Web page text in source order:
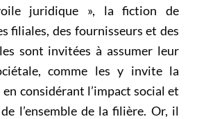
juridique », la fiction de
filiales, des fournisseurs et des
sont invitées à assumer leur
comme les y invite la
considérant l’impact social et
l’ensemble de la filière. Or, il